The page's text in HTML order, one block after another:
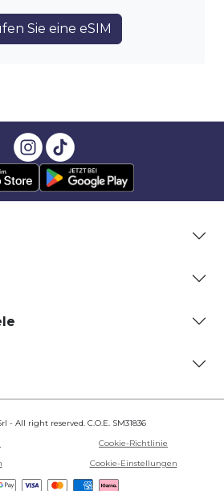
Sie eine eSIM
- All right reserved. C.O.E. SM31836
Cookie-Richtlinie
Cookie-Einstellungen